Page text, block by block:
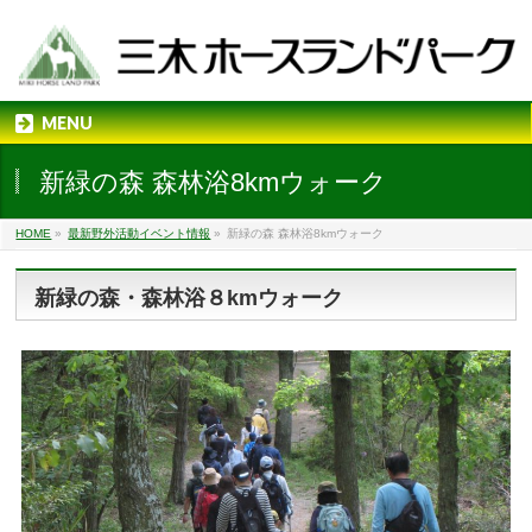
MENU
新緑の森 森林浴8kmウォーク
HOME » 最新野外活動イベント情報 » 新緑の森 森林浴8kmウォーク
新緑の森・森林浴８kmウォーク